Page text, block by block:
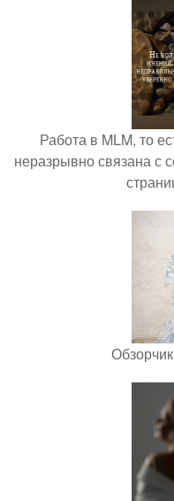
Работа в MLM, то
неразрывно связана с